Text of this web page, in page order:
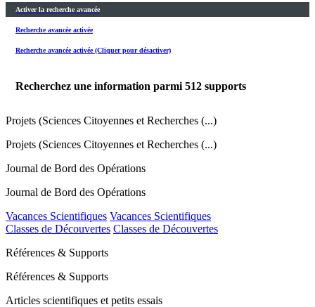
Activer la recherche avancée
Recherche avancée activée
Recherche avancée activée (Cliquer pour désactiver)
Recherchez une information parmi 512 supports
Projets (Sciences Citoyennes et Recherches (...)
Projets (Sciences Citoyennes et Recherches (...)
Journal de Bord des Opérations
Journal de Bord des Opérations
Vacances Scientifiques Vacances Scientifiques
Classes de Découvertes Classes de Découvertes
Références & Supports
Références & Supports
Articles scientifiques et petits essais